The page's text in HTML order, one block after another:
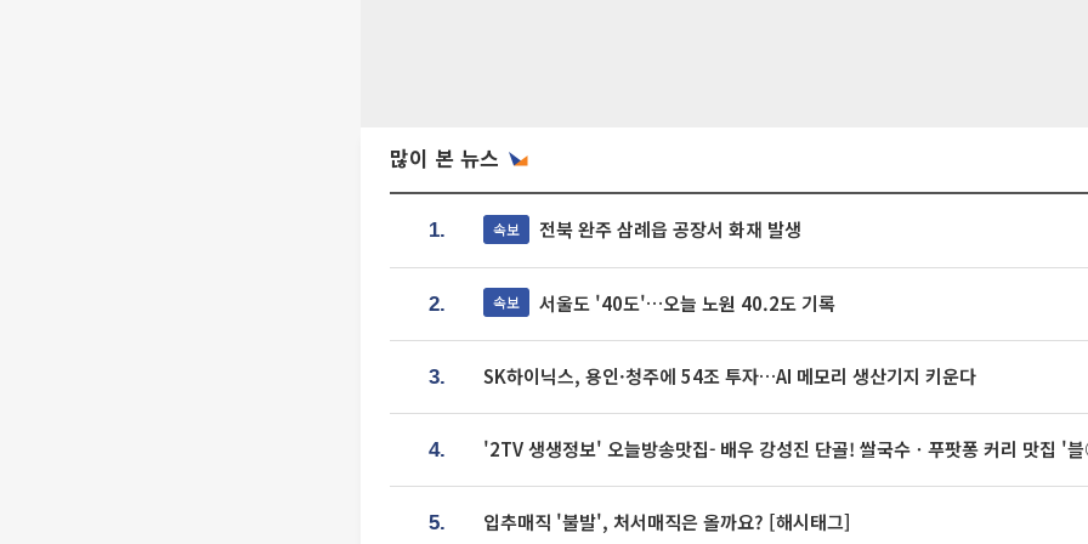
많이 본 뉴스
1. 속보 전북 완주 삼례읍 공장서 화재 발생
2. 속보 서울도 '40도'…오늘 노원 40.2도 기록
3. SK하이닉스, 용인·청주에 54조 투자…AI 메모리 생산기지 키운다
4. '2TV 생생정보' 오늘방송맛집- 배우 강성진 단골! 쌀국수ㆍ푸팟퐁 커리 맛
5. 입추매직 '불발', 처서매직은 올까요? [해시태그]